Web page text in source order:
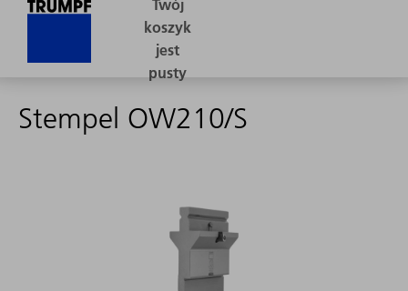
Stempel OW210/S